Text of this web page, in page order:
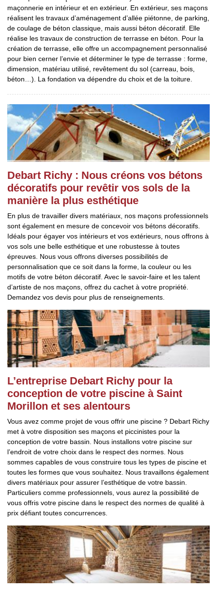
maçonnerie en intérieur et en extérieur. En extérieur, ses maçons
réalisent les travaux d’aménagement d’allée piétonne, de parking,
de coulage de béton classique, mais aussi béton décoratif. Elle
réalise les travaux de construction de terrasse en béton. Pour la
création de terrasse, elle offre un accompagnement personnalisé
pour bien cerner l’envie et déterminer le type de terrasse : forme,
dimension, matériau utilisé, revêtement du sol (carreau, bois,
béton…). La fondation va dépendre du choix et de la toiture.
Debart Richy : Nous créons vos bétons
décoratifs pour revêtir vos sols de la
manière la plus esthétique
En plus de travailler divers matériaux, nos maçons professionnels
sont également en mesure de concevoir vos bétons décoratifs.
Idéals pour égayer vos intérieurs et vos extérieurs, nous offrons à
vos sols une belle esthétique et une robustesse à toutes
épreuves. Nous vous offrons diverses possibilités de
personnalisation que ce soit dans la forme, la couleur ou les
motifs de votre béton décoratif. Avec le savoir-faire et les talent
d’artiste de nos maçons, offrez du cachet à votre propriété.
Demandez vos devis pour plus de renseignements.
L’entreprise Debart Richy pour la
conception de votre piscine à Saint
Morillon et ses alentours
Vous avez comme projet de vous offrir une piscine ? Debart Richy
met à votre disposition ses maçons et piccinistes pour la
conception de votre bassin. Nous installons votre piscine sur
l’endroit de votre choix dans le respect des normes. Nous
sommes capables de vous construire tous les types de piscine et
toutes les formes que vous souhaitez. Nous travaillons également
divers matériaux pour assurer l’esthétique de votre bassin.
Particuliers comme professionnels, vous aurez la possibilité de
vous offris votre piscine dans le respect des normes de qualité à
prix défiant toutes concurrences.